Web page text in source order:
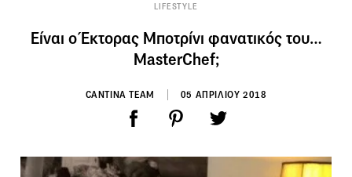
LIFESTYLE
Είναι ο Έκτορας Μποτρίνι φανατικός του…
MasterChef;
CANTINA TEAM 05 ΑΠΡΙΛΙΟΥ 2018